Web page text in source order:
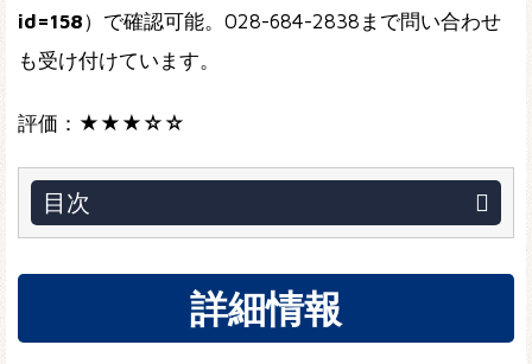
id=158）で確認可能。028-684-2838まで問い合わせ
も受け付けています。
評価： ★★★☆☆
目次
詳細情報